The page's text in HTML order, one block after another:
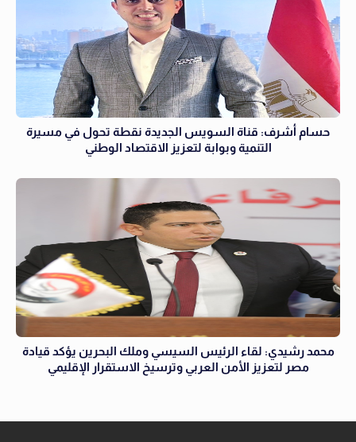
حسام أشرف: قناة السويس الجديدة نقطة تحول في مسيرة
التنمية وبوابة لتعزيز الاقتصاد الوطني
محمد رشيدي: لقاء الرئيس السيسي وملك البحرين يؤكد قيادة
مصر لتعزيز الأمن العربي وترسيخ الاستقرار الإقليمي